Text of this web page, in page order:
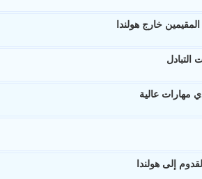
خارج هولندا
التبادل
مهارات عالية
إلى هولندا